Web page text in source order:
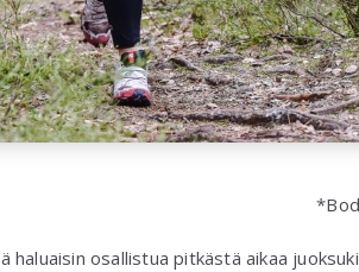
osallistua pitkästä aikaa